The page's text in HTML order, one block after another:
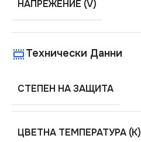
НАПРЕЖЕНИЕ (V)
Технически Данни
СТЕПЕН НА ЗАЩИТА
ЦВЕТНА ТЕМПЕРАТУРА (K)